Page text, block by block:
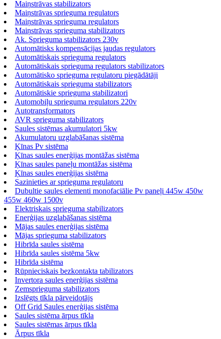
Maiņstrāvas stabilizators
Maiņstrāvas sprieguma regulators
Maiņstrāvas sprieguma regulators
Maiņstrāvas sprieguma stabilizators
Ak. Sprieguma stabilizators 230v
Automātisks kompensācijas jaudas regulators
Automātiskais sprieguma regulators
Automātiskais sprieguma regulators stabilizators
Automātisko sprieguma regulatoru piegādātāji
Automātiskais sprieguma stabilizators
Automātiskie sprieguma stabilizatori
Automobiļu sprieguma regulators 220v
Autotransformators
AVR sprieguma stabilizators
Saules sistēmas akumulatori 5kw
Akumulatoru uzglabāšanas sistēma
Ķīnas Pv sistēma
Ķīnas saules enerģijas montāžas sistēma
Ķīnas saules paneļu montāžas sistēma
Ķīnas saules enerģijas sistēma
Sazinieties ar sprieguma regulatoru
Dubultie saules elementi monofaciālie Pv paneļi 445w 450w
455w 460w 1500v
Elektriskais sprieguma stabilizators
Enerģijas uzglabāšanas sistēma
Mājas saules enerģijas sistēma
Mājas sprieguma stabilizators
Hibrīda saules sistēma
Hibrīda saules sistēma 5kw
Hibrīda sistēma
Rūpnieciskais bezkontakta tabilizators
Invertora saules enerģijas sistēma
Zemsprieguma stabilizators
Izslēgts tīkla pārveidotājs
Off Grid Saules enerģijas sistēma
Saules sistēma ārpus tīkla
Saules sistēmas ārpus tīkla
Ārpus tīkla